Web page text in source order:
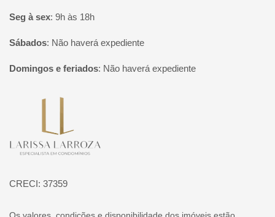
Seg à sex: 9h às 18h
Sábados: Não haverá expediente
Domingos e feriados: Não haverá expediente
CRECI: 37359
Os valores, condições e disponibilidade dos imóveis estão